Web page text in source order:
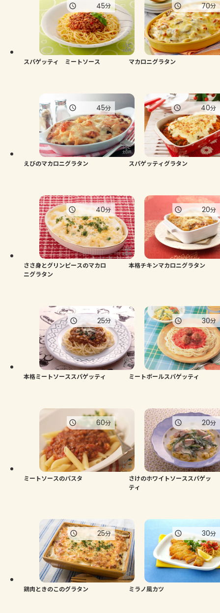
スパゲッティ ミートソース
45分
マカロニグラタン
70分
えびのマカロニグラタン
45分
スパゲッティグラタン
40分
ささ身とグリンピースのマカロ
ニグラタン
40分
本格チキンマカロニグラタン
20分
本格ミートソーススパゲッティ
25分
ミートボールスパゲッティ
30分
ミートソースのパスタ
60分
さけのホワイトソーススパゲッ
ティ
20分
鶏肉ときのこのグラタン
25分
ミラノ風カツ
30分